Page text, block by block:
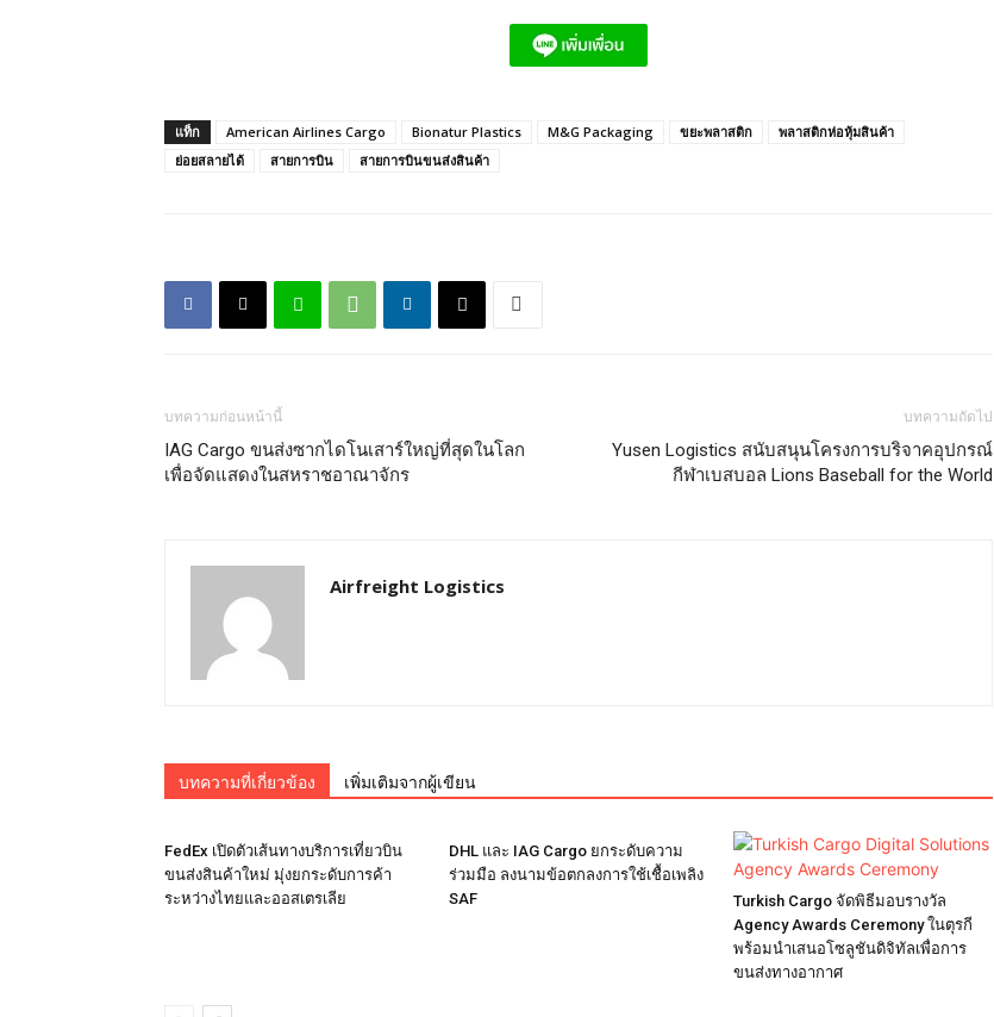
แท็ก American Airlines Cargo Bionatur Plastics M&G Packaging ขยะพลาสติก
พลาสติกห่อหุ้มสินค้า
ย่อยสลายได้
สายการบิน สายการบินขนส่งสินค้า
บทความก่อนหน้านี้
IAG Cargo ขนส่งซากไดโนเสาร์ใหญ่ที่สุดในโลก
เพื่อจัดแสดงในสหราชอาณาจักร
บทความถัดไป
Yusen Logistics สนับสนุนโครงการบริจาคอุปกรณ์
กีฬาเบสบอล Lions Baseball for the World
Airfreight Logistics
บทความที่เกี่ยวข้อง เพิ่มเติมจากผู้เขียน
FedEx เปิดตัวเส้นทางบริการเที่ยวบิน
ขนส่งสินค้าใหม่ มุ่งยกระดับการค้า
ระหว่างไทยและออสเตรเลีย
DHL และ IAG Cargo ยกระดับความ
ร่วมมือ ลงนามข้อตกลงการใช้เชื้อเพลิง
SAF
Turkish Cargo จัดพิธีมอบรางวัล
Agency Awards Ceremony ในตุรกี
พร้อมนำเสนอโซลูชันดิจิทัลเพื่อการ
ขนส่งทางอากาศ